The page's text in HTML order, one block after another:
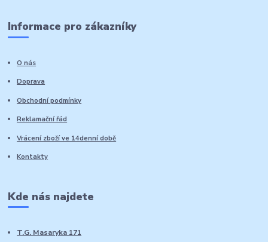
Informace pro zákazníky
O nás
Doprava
Obchodní podmínky
Reklamační řád
Vrácení zboží ve 14denní době
Kontakty
Kde nás najdete
T.G. Masaryka 171